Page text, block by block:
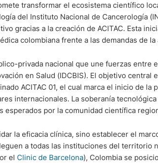
transformar el ecosistema científico
del Instituto Nacional de Cancerología
gracias a la creación de ACITAC. Esta
colombiana frente a las demandas de la
privada nacional que une fuerzas entre
en Salud (IDCBIS). El objetivo central
ACITAC 01, el cual marca el inicio de la
internacionales. La soberanía
esperados por la comunidad científica
la eficacia clínica, sino establecer el
a todas las instituciones del territorio
el Clinic de Barcelona), Colombia se